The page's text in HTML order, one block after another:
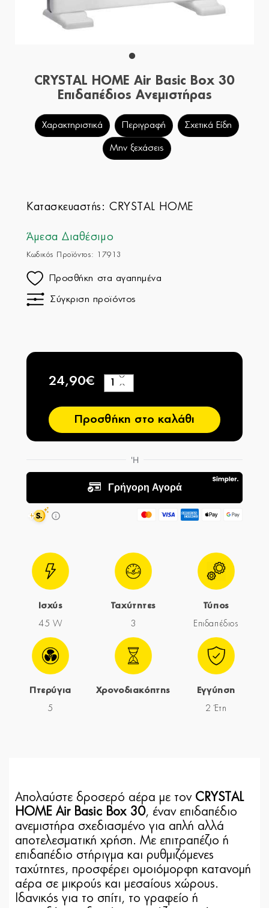
CRYSTAL HOME Air Basic Box 30
Επιδαπέδιος Ανεμιστήρας
Χαρακτηριστικά Περιγραφή Σχετικά Είδη
Μην ξεχάσεις
Κατασκευαστής:CRYSTAL HOME
Άμεσα Διαθέσιμο
Κωδικός Προϊόντος: 17913
Προσθήκη στα αγαπημένα
Σύγκριση προϊόντος
24,90€
−
+
Προσθήκη στο καλάθι
Ισχύς
45 W
Ταχύτητες
3
Τύπος
Επιδαπέδιος
Πτερύγια
5
Χρονοδιακόπτης Εγγύηση
2 Έτη
Απολαύστε δροσερό αέρα με τον CRYSTAL
HOME Air Basic Box 30, έναν επιδαπέδιο
ανεμιστήρα σχεδιασμένο για απλή αλλά
αποτελεσματική χρήση. Με επιτραπέζιο ή
επιδαπέδιο στήριγμα και ρυθμιζόμενες
ταχύτητες, προσφέρει ομοιόμορφη κατανομή
αέρα σε μικρούς και μεσαίους χώρους.
Ιδανικός για το σπίτι, το γραφείο ή